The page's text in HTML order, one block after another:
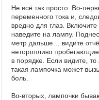
Не всё так просто. Во-
переменного тока и,
вредно для глаз.
наведите на лампу.
метр дальше… видите
неторопливо
в порядке. Если видите,
такая лампочка может
боль.
Во-вторых, лампочки